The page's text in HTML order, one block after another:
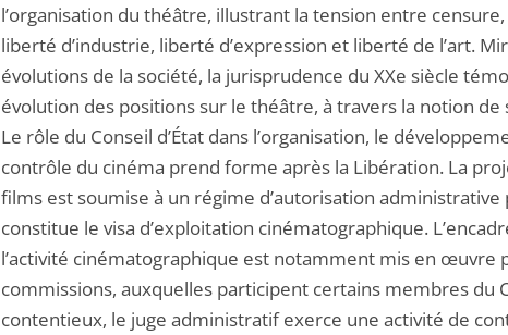
l’organisation du théâtre, illustrant la tension entre
liberté d’industrie, liberté d’expression et liberté de l’art.
évolutions de la société, la jurisprudence du XXe siècle
évolution des positions sur le théâtre, à travers la notion de
Le rôle du Conseil d’État dans l’organisation, le
contrôle du cinéma prend forme après la Libération. La
films est soumise à un régime d’autorisation administrative
constitue le visa d’exploitation cinématographique.
l’activité cinématographique est notamment mis en œuvre
commissions, auxquelles participent certains membres du
contentieux, le juge administratif exerce une activité de